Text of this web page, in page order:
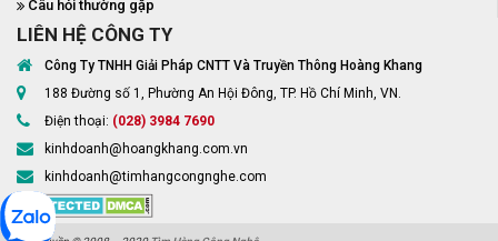
Câu hỏi thường gặp
LIÊN HỆ CÔNG TY
Công Ty TNHH Giải Pháp CNTT Và Truyền Thông Hoàng Khang
188 Đường số 1, Phường An Hội Đông, TP. Hồ Chí Minh, VN.
Điện thoại: (028) 3984 7690
kinhdoanh@hoangkhang.com.vn
kinhdoanh@timhangcongnghe.com